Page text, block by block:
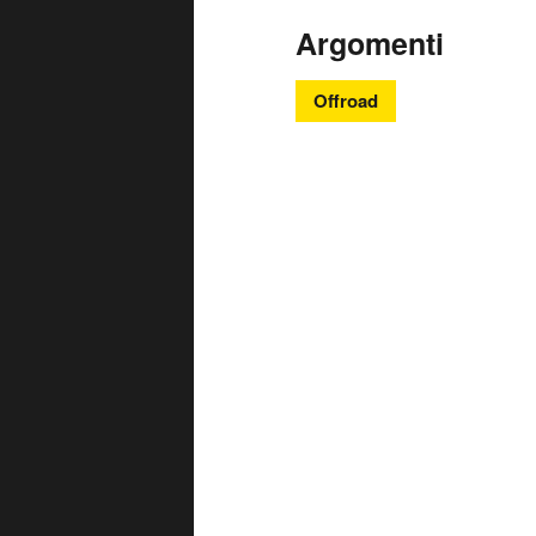
Argomenti
Offroad